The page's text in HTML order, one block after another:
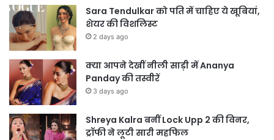
Sara Tendulkar को पति में चाहिए ये खूबियां,
शेयर की विशलिस्ट
2 days ago
क्या आपने देखीं नीली साड़ी में Ananya
Panday की तस्वीरें
3 days ago
Shreya Kalra बनीं Lock Upp 2 की विनर,
ट्रॉफी ने लूटी सारी महफिल